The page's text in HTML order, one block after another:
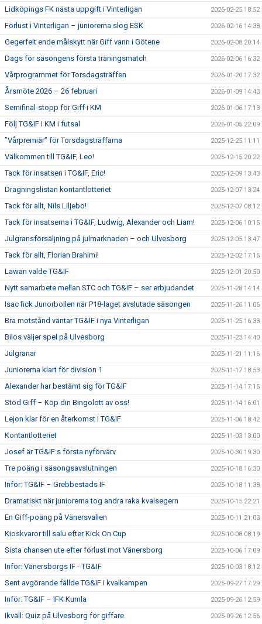
Lidköpings FK nästa uppgift i Vinterligan 2026-02-25 18:52
Förlust i Vinterligan – juniorerna slog ESK 2026-02-16 14:38
Gegerfelt ende målskytt när Giff vann i Götene 2026-02-08 20:14
Dags för säsongens första träningsmatch 2026-02-06 16:32
Vårprogrammet för Torsdagsträffen 2026-01-20 17:32
Årsmöte 2026 – 26 februari 2026-01-09 14:43
Semifinal-stopp för Giff i KM 2026-01-06 17:13
Följ TG&IF i KM i futsal 2026-01-05 22:09
”Vårpremiär” för Torsdagsträffarna 2025-12-25 11:11
Välkommen till TG&IF, Leo! 2025-12-15 20:22
Tack för insatsen i TG&IF, Eric! 2025-12-09 13:43
Dragningslistan kontantlotteriet 2025-12-07 13:24
Tack för allt, Nils Liljebo! 2025-12-07 08:12
Tack för insatserna i TG&IF, Ludwig, Alexander och Liam! 2025-12-06 10:15
Julgransförsäljning på julmarknaden – och Ulvesborg 2025-12-05 13:47
Tack för allt, Florian Brahimi! 2025-12-02 17:15
Lawan valde TG&IF 2025-12-01 20:50
Nytt samarbete mellan STC och TG&IF – ser erbjudandet 2025-11-28 14:14
Isac fick Junorbollen när P18-laget avslutade säsongen 2025-11-26 11:06
Bra motstånd väntar TG&IF i nya Vinterligan 2025-11-25 16:33
Bilos väljer spel på Ulvesborg 2025-11-23 14:40
Julgranar 2025-11-21 11:16
Juniorerna klart för division 1 2025-11-17 18:53
Alexander har bestämt sig för TG&IF 2025-11-14 17:15
Stöd Giff – Köp din Bingolott av oss! 2025-11-14 16:01
Lejon klar för en återkomst i TG&IF 2025-11-06 18:42
Kontantlotteriet 2025-11-03 13:00
Josef är TG&IF:s första nyförvärv 2025-10-30 19:30
Tre poäng i säsongsavslutningen 2025-10-18 16:30
Inför: TG&IF – Grebbestads IF 2025-10-18 11:38
Dramatiskt när juniorerna tog andra raka kvalsegern 2025-10-15 22:21
En Giff-poäng på Vänersvallen 2025-10-11 21:03
Kioskvaror till salu efter Kick On Cup 2025-10-08 08:19
Sista chansen ute efter förlust mot Vänersborg 2025-10-06 17:09
Inför: Vänersborgs IF - TG&IF 2025-10-03 18:12
Sent avgörande fällde TG&IF i kvalkampen 2025-09-27 17:29
Inför: TG&IF – IFK Kumla 2025-09-26 12:59
Ikväll: Quiz på Ulvesborg för giffare 2025-09-26 12:56